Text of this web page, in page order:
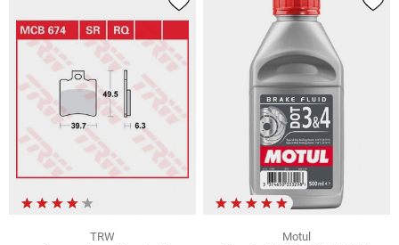
TRW
Motul